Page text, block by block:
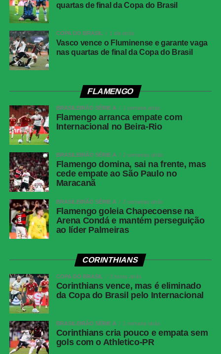
disputa pela esquerda, invadiu a área e rolou para Rony,
que apenas completou para o gol vazio e abriu o placar
para o Santos.
Depois do gol, a equipe de Cuca administrou a vantagem
com posse de bola e controlou as ações. O Remo tentou
oportunidades claras. A melhor delas veio aos 35
área para defesa segura de Gabriel Brazão.
Com expulsão polêmica, Santos vence o Remo e
confirma vaga nas quartas da Copa do Brasil
O Santos ainda esteve muito perto do segundo gol aos 45
minutos. Neymar recebeu lançamento, dominou com
capricho, saiu cara a cara com o goleiro e tocou por
cobertura. A bola, porém, passou muito perto da trave
direita.
Próximos jogo das equipes
Remo x Atlético-MG
Competição:22ª rodada do Brasileirão 2026
Data:sábado, 8 de agosto de 2026
Horário:18h30 (de Brasília)
Local:Etádio Mangueirão, em Belém (PA)
Santos x Athletico-PR
quartas de final da Copa do Brasil
COPA DO BRASIL 1 dia atrás
Vasco vence o Fluminense e garante vaga
nas quartas de final da Copa do Brasil
FLAMENGO
BRASILEIRÃO SÉRIE A 1 semana atrás
Flamengo arranca empate com
Internacional no Beira-Rio
BRASILEIRÃO SÉRIE A 2 semanas atrás
Flamengo domina, sai na frente, mas
cede empate ao São Paulo no
Maracanã
BRASILEIRÃO SÉRIE A 2 semanas atrás
Flamengo goleia Chapecoense na
Arena Condá e mantém perseguição
ao líder Palmeiras
CORINTHIANS
COPA DO BRASIL 3 horas atrás
Corinthians vence, mas é eliminado
da Copa do Brasil pelo Internacional
BRASILEIRÃO SÉRIE A 1 semana atrás
Corinthians cria pouco e empata sem
gols com o Athletico-PR